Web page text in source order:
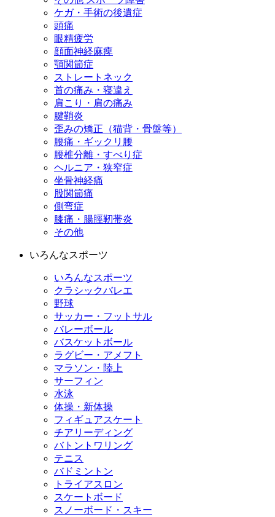
ケガ・手術の後遺症
頭痛
眼精疲労
顔面神経麻痺
顎関節症
ストレートネック
首の痛み・寝違え
肩こり・肩の痛み
腱鞘炎
歪みの矯正（猫背・骨盤等）
腰痛・ギックリ腰
腰椎分離・すべり症
ヘルニア・狭窄症
坐骨神経痛
股関節痛
側弯症
膝痛・腸脛靭帯炎
その他
いろんなスポーツ
いろんなスポーツ
クラシックバレエ
野球
サッカー・フットサル
バレーボール
バスケットボール
ラグビー・アメフト
マラソン・陸上
サーフィン
水泳
体操・新体操
フィギュアスケート
チアリーディング
バトントワリング
テニス
バドミントン
トライアスロン
スケートボード
スノーボード・スキー